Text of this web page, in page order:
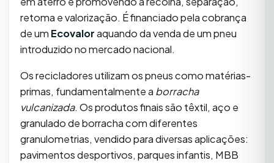
retoma e valorização. É financiado pela cobrança
de um Ecovaloraquando da venda de um pneu
introduzido no mercado nacional.
Os recicladores utilizam os pneus como matérias-
primas, fundamentalmente a borracha
vulcanizada. Os produtos finais são têxtil, aço e
granulado de borracha com diferentes
granulometrias, vendido para diversas aplicações:
pavimentos desportivos, parques infantis, MBB